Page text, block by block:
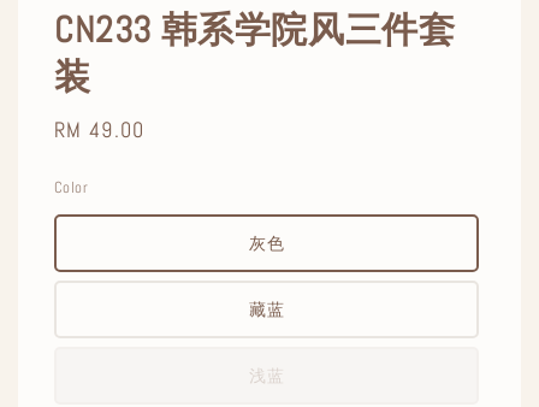
CN233 韩系学院风三件套
装
Regular
RM 49.00
Color
灰色
藏蓝
浅蓝